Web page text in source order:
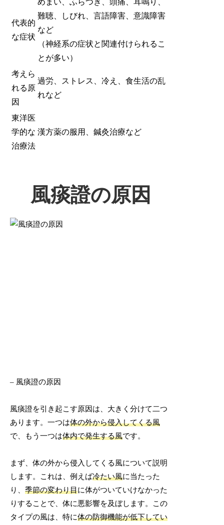
代表的
な症状
難聴、しびれ、言語障害、意識障害
など
（神経系の症状と関連付けられるこ
とが多い）
考えら
れる原
因
過労、ストレス、冷え、食生活の乱
れなど
東洋医
学的な
治療法
漢方薬の服用、鍼灸治療など
風痰證の原因
– 風痰證の原因
風痰證を引き起こす原因は、大きく分けて二つ
あります。一つは体の外から侵入してくる風
で、もう一つは体内で発生する風です。
まず、体の外から侵入してくる風について説明
します。これは、例えば冷たい風に当たった
り、季節の変わり目に体がついていけなかった
りすることで、体に悪影響を及ぼします。この
タイプの風は、特に体の防御機能が低下してい